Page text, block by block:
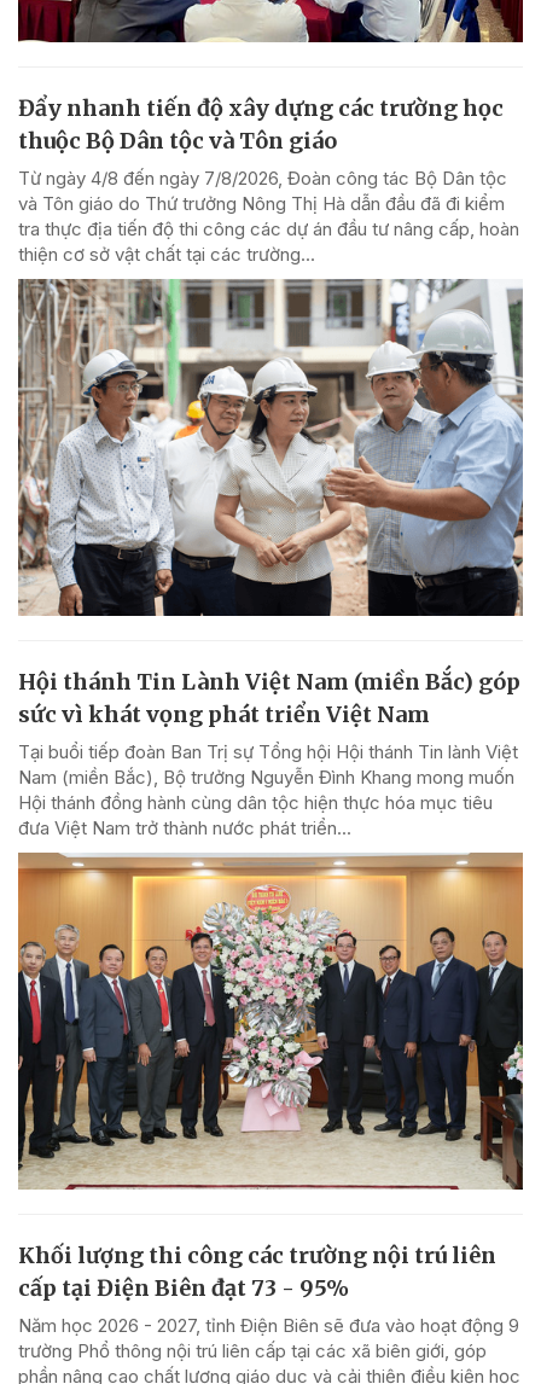
Đẩy nhanh tiến độ xây dựng các trường học
thuộc Bộ Dân tộc và Tôn giáo
Từ ngày 4/8 đến ngày 7/8/2026, Đoàn công tác Bộ Dân tộc
và Tôn giáo do Thứ trưởng Nông Thị Hà dẫn đầu đã đi kiểm
tra thực địa tiến độ thi công các dự án đầu tư nâng cấp, hoàn
thiện cơ sở vật chất tại các trường...
Hội thánh Tin Lành Việt Nam (miền Bắc) góp
sức vì khát vọng phát triển Việt Nam
Tại buổi tiếp đoàn Ban Trị sự Tổng hội Hội thánh Tin lành Việt
Nam (miền Bắc), Bộ trưởng Nguyễn Đình Khang mong muốn
Hội thánh đồng hành cùng dân tộc hiện thực hóa mục tiêu
đưa Việt Nam trở thành nước phát triển...
Khối lượng thi công các trường nội trú liên
cấp tại Điện Biên đạt 73 - 95%
Năm học 2026 - 2027, tỉnh Điện Biên sẽ đưa vào hoạt động 9
trường Phổ thông nội trú liên cấp tại các xã biên giới, góp
phần nâng cao chất lượng giáo dục và cải thiện điều kiện học